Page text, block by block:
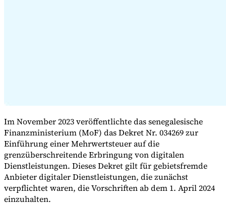
Im November 2023 veröffentlichte das senegalesische
Finanzministerium (MoF) das Dekret Nr. 034269 zur
Einführung einer Mehrwertsteuer auf die
grenzüberschreitende Erbringung von digitalen
Dienstleistungen. Dieses Dekret gilt für gebietsfremde
Anbieter digitaler Dienstleistungen, die zunächst
verpflichtet waren, die Vorschriften ab dem 1. April 2024
einzuhalten.